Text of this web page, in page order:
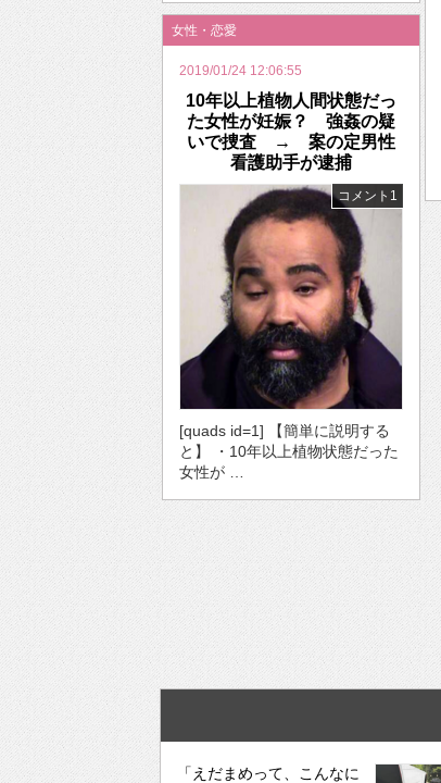
女性・恋愛
2019/01/24 12:06:55
10年以上植物人間状態だっ
た女性が妊娠？ 強姦の疑
いで捜査 → 案の定男性
看護助手が逮捕
コメント1
[quads id=1] 【簡単に説明する
と】 ・10年以上植物状態だった
女性が …
「えだまめって、こんなに